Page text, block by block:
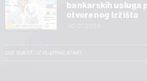
bankarskih usluga
otvorenog tržišta
SVE VIJESTI IZ RUBRIKE START